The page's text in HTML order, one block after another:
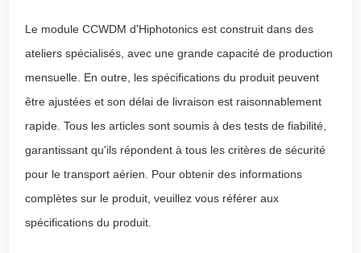
Le module CCWDM d'Hiphotonics est construit dans des
ateliers spécialisés, avec une grande capacité de production
mensuelle. En outre, les spécifications du produit peuvent
être ajustées et son délai de livraison est raisonnablement
rapide. Tous les articles sont soumis à des tests de fiabilité,
garantissant qu'ils répondent à tous les critères de sécurité
pour le transport aérien. Pour obtenir des informations
complètes sur le produit, veuillez vous référer aux
spécifications du produit.